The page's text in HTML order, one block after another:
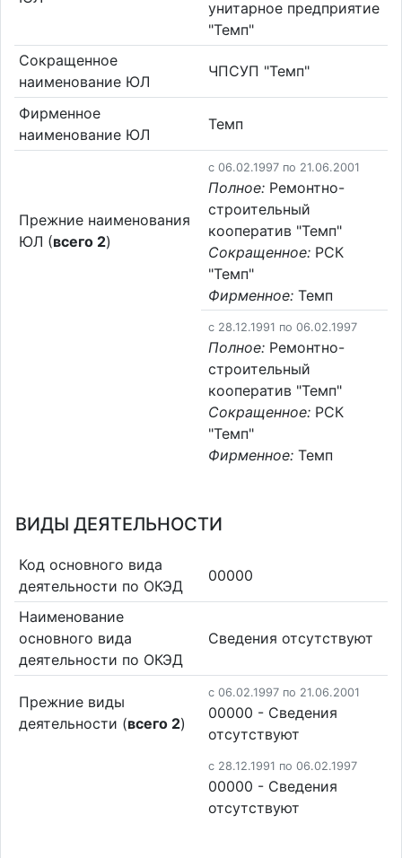
унитарное предприятие
"Темп"
Сокращенное
наименование ЮЛ
ЧПСУП "Темп"
Фирменное
наименование ЮЛ
Темп
Прежние наименования
ЮЛ (всего 2)
c 06.02.1997 по 21.06.2001
Полное: Ремонтно-
строительный
кооператив "Темп"
Сокращенное: РСК
"Темп"
Фирменное: Темп
c 28.12.1991 по 06.02.1997
Полное: Ремонтно-
строительный
кооператив "Темп"
Сокращенное: РСК
"Темп"
Фирменное: Темп
ВИДЫ ДЕЯТЕЛЬНОСТИ
Код основного вида
деятельности по ОКЭД
00000
Наименование
основного вида
деятельности по ОКЭД
Cведения отсутствуют
Прежние виды
деятельности (всего 2)
c 06.02.1997 по 21.06.2001
00000 - Cведения
отсутствуют
c 28.12.1991 по 06.02.1997
00000 - Cведения
отсутствуют